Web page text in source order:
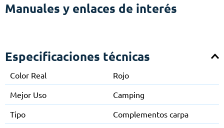
Manuales y enlaces de interés
Especificaciones técnicas
Color Real
Rojo
Mejor Uso
Camping
Tipo
Complementos carpa